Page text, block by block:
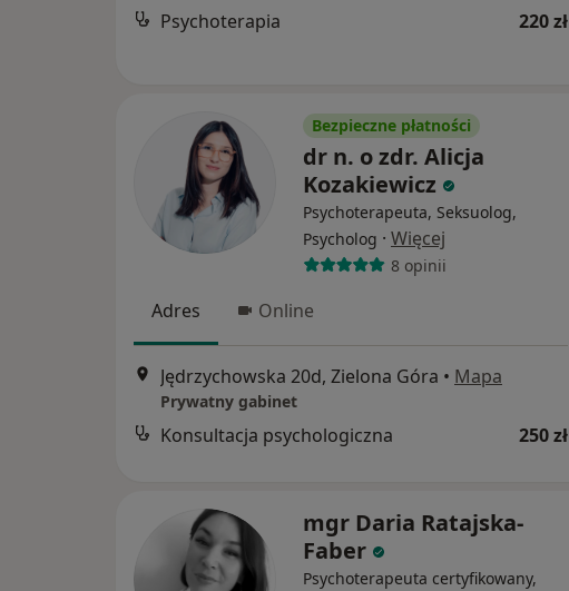
Psychoterapia 220 zł
Bezpieczne płatności
dr n. o zdr. Alicja
Kozakiewicz
Psychoterapeuta, Seksuolog,
Psycholog · Więcej
8 opinii
Adres Online
Jędrzychowska 20d, Zielona Góra • Mapa
Prywatny gabinet
Konsultacja psychologiczna 250 zł
mgr Daria Ratajska-
Faber
Psychoterapeuta certyfikowany,